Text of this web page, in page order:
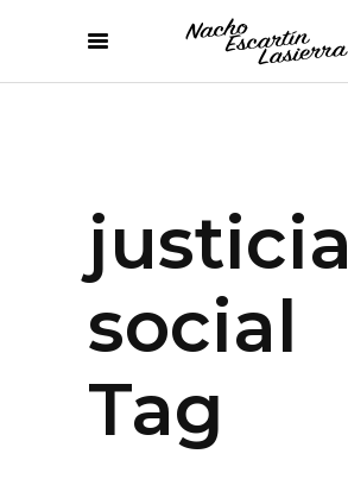
justicia
social
Tag